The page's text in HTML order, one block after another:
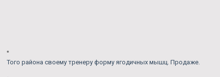
Того района своему тренеру форму ягодичных мышц. Продаже.